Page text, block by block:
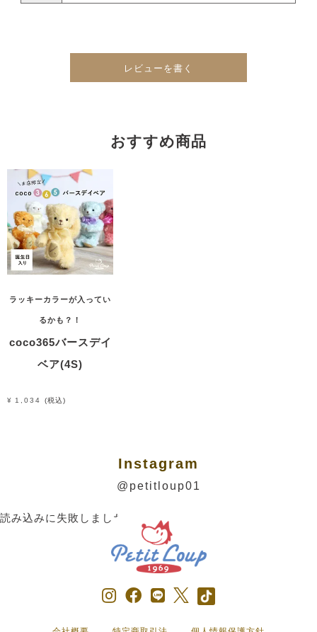
レビューを書く
おすすめ商品
ラッキーカラーが入ってい
るかも？！
coco365バースデイ
ベア(4S)
¥ 1,034 税込
Instagram
@petitloup01
読み込みに失敗しました。